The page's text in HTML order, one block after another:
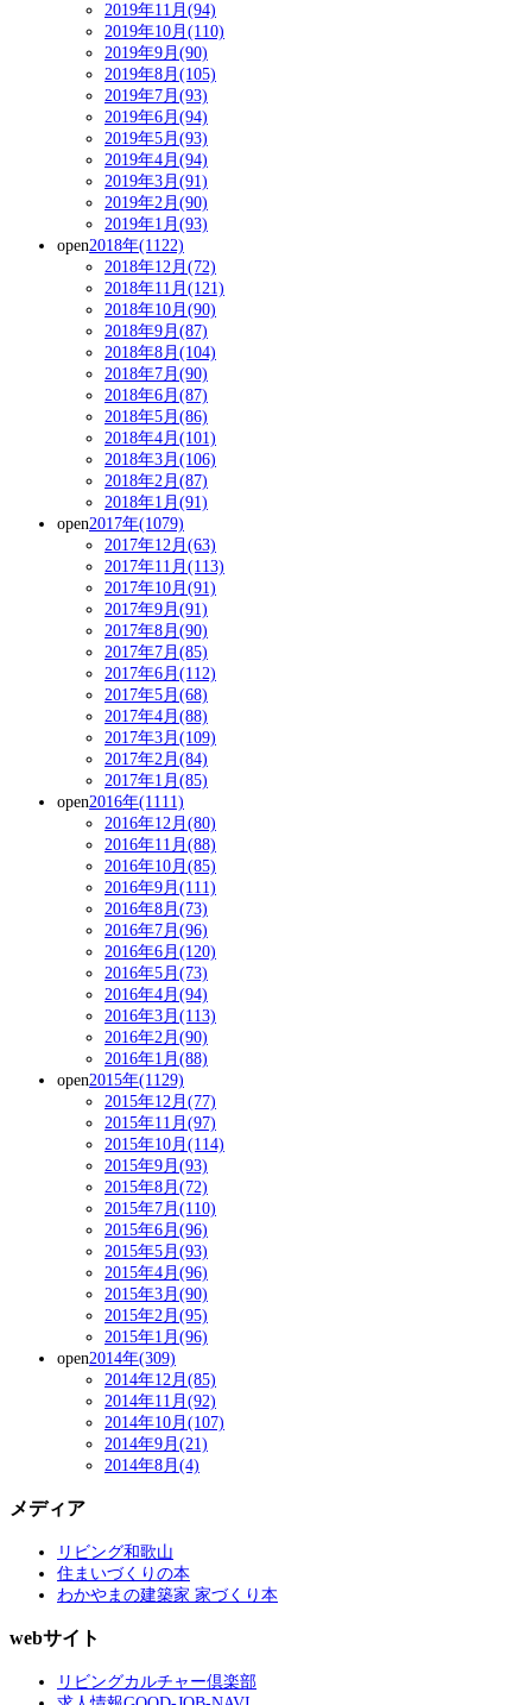
2019年11月(94)
2019年10月(110)
2019年9月(90)
2019年8月(105)
2019年7月(93)
2019年6月(94)
2019年5月(93)
2019年4月(94)
2019年3月(91)
2019年2月(90)
2019年1月(93)
open2018年(1122)
2018年12月(72)
2018年11月(121)
2018年10月(90)
2018年9月(87)
2018年8月(104)
2018年7月(90)
2018年6月(87)
2018年5月(86)
2018年4月(101)
2018年3月(106)
2018年2月(87)
2018年1月(91)
open2017年(1079)
2017年12月(63)
2017年11月(113)
2017年10月(91)
2017年9月(91)
2017年8月(90)
2017年7月(85)
2017年6月(112)
2017年5月(68)
2017年4月(88)
2017年3月(109)
2017年2月(84)
2017年1月(85)
open2016年(1111)
2016年12月(80)
2016年11月(88)
2016年10月(85)
2016年9月(111)
2016年8月(73)
2016年7月(96)
2016年6月(120)
2016年5月(73)
2016年4月(94)
2016年3月(113)
2016年2月(90)
2016年1月(88)
open2015年(1129)
2015年12月(77)
2015年11月(97)
2015年10月(114)
2015年9月(93)
2015年8月(72)
2015年7月(110)
2015年6月(96)
2015年5月(93)
2015年4月(96)
2015年3月(90)
2015年2月(95)
2015年1月(96)
open2014年(309)
2014年12月(85)
2014年11月(92)
2014年10月(107)
2014年9月(21)
2014年8月(4)
メディア
リビング和歌山
住まいづくりの本
わかやまの建築家 家づくり本
webサイト
リビングカルチャー倶楽部